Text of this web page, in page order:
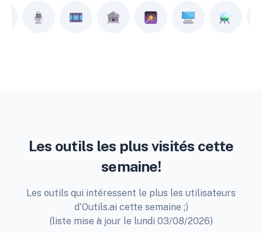
Les outils les plus visités cette
semaine!
Les outils qui intéressent le plus les utilisateurs
d'Outils.ai cette semaine ;)
(liste mise à jour le lundi 03/08/2026)